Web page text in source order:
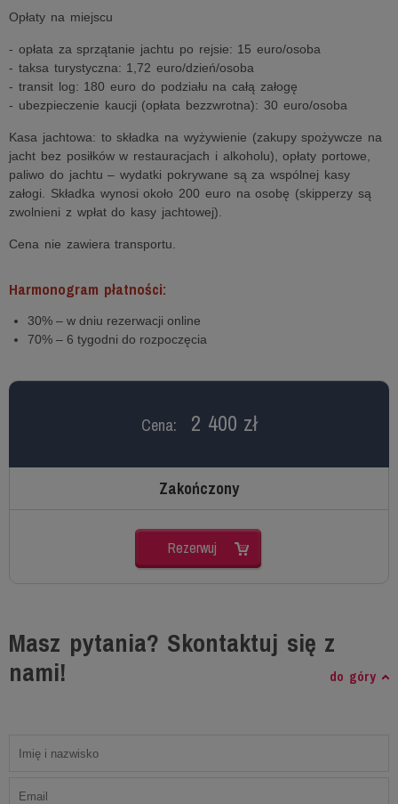
Opłaty na miejscu
- opłata za sprzątanie jachtu po rejsie: 15 euro/osoba
- taksa turystyczna: 1,72 euro/dzień/osoba
- transit log: 180 euro do podziału na całą załogę
- ubezpieczenie kaucji (opłata bezzwrotna): 30 euro/osoba
Kasa jachtowa: to składka na wyżywienie (zakupy spożywcze na
jacht bez posiłków w restauracjach i alkoholu), opłaty portowe,
paliwo do jachtu – wydatki pokrywane są za wspólnej kasy
załogi. Składka wynosi około 200 euro na osobę (skipperzy są
zwolnieni z wpłat do kasy jachtowej).
Cena nie zawiera transportu.
Harmonogram płatności:
30% – w dniu rezerwacji online
70% – 6 tygodni do rozpoczęcia
Cena: 2 400 zł
Zakończony
Rezerwuj
Masz pytania? Skontaktuj się z
nami!
do góry